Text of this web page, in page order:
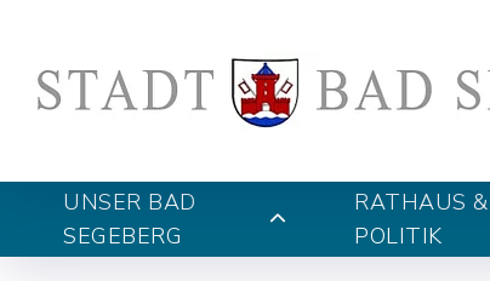
UNSER BAD
SEGEBERG
RATHAUS &
POLITIK